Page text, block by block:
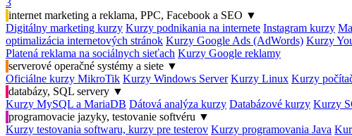
3
internet marketing a reklama, PPC, Facebook a SEO ▼
Digitálny marketing kurzy Kurzy podnikania na internete Instagram kurzy
optimalizácia internetových stránok Kurzy Google Ads (AdWords) Kurzy
Platená reklama na sociálnych sieťach Kurzy Google reklamy
serverové operačné systémy a siete ▼
Oficiálne kurzy MikroTik Kurzy Windows Server Kurzy Linux Kurzy
databázy, SQL servery ▼
Kurzy MySQL a MariaDB Dátová analýza kurzy Databázové kurzy Kurzy
programovacie jazyky, testovanie softvéru ▼
Kurzy testovania softwaru, kurzy pre testerov Kurzy programovania Java